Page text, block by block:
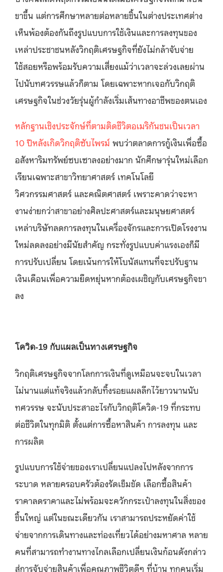
ขาขึ้น แต่การศึกษาหลายต่อหลายชิ้นในต่างประเทศต่าง
เห็นพ้องต้องกันถึงรูปแบบการใช้เงินและการลงทุนของ
เหล่าประชาชนหลังวิกฤติเศรษฐกิจที่ยังไม่กล้าจับจ่าย
ใช้สอยหรือพร้อมรับความเสี่ยงแม้ว่าเวลาจะล่วงเลยผ่าน
ไปนับทศวรรษแล้วก็ตาม โดยเฉพาะหากเจอกับวิกฤติ
เศรษฐกิจในช่วงวัยรุ่นผู้กำลังเริ่มเส้นทางอาชีพของตนเอง
หลักฐานเชิงประจักษ์ที่ตามติดชีวิตอเมริกันชนเป็นเวลา
10 ปีหลังเกิดวิกฤติซับไพรม์ พบว่าตลาดการกู้เงินเพื่อซื้อ
อสังหาริมทรัพย์ซบเซาลงอย่างมาก นักศึกษารุ่นใหม่เลือก
เรียนเฉพาะสาขาวิทยาศาสตร์ เทคโนโลยี
วิศวกรรมศาสตร์ และคณิตศาสตร์ เพราะคาดว่าจะหา
งานง่ายกว่าสาขาอย่างศิลปะศาสตร์และมนุษยศาสตร์
เหล่าบริษัทลดการลงทุนในเครื่องจักรและการเปิดโรงงาน
ใหม่ลดลงอย่างมีนัยสำคัญ กระทั่งรูปแบบค่าแรงเองก็มี
การปรับเปลี่ยน โดยเน้นการให้โบนัสแทนที่จะปรับฐาน
เงินเดือนเพื่อความยืดหยุ่นหากต้องเผชิญกับเศรษฐกิจขา
ลง
โควิด-19 กับแผลเป็นทางเศรษฐกิจ
วิกฤติเศรษฐกิจจากโลกการเงินที่ดูเหมือนจะจบในเวลา
ไม่นานแต่แท้จริงแล้วกลับทิ้งรอยแผลลึกไว้ยาวนานนับ
ทศวรรษ จะนับประสาอะไรกับวิกฤติโควิด-19 ที่กระทบ
ต่อชีวิตในทุกมิติ ตั้งแต่การซื้อหาสินค้า การลงทุน และ
การผลิต
รูปแบบการใช้จ่ายของเราเปลี่ยนแปลงไปหลังจากการ
ระบาด หลายครอบครัวต้องรัดเข็มขัด เลือกซื้อสินค้า
ราคาลดราคาและไม่พร้อมจะควักกระเป๋าลงทุนในสิ่งของ
ชิ้นใหญ่ แต่ในขณะเดียวกัน เราสามารถประหยัดค่าใช้
จ่ายจากการเดินทางและท่องเที่ยวได้อย่างมหาศาล หลาย
คนที่สามารถทำงานทางไกลเลือกเปลี่ยนเงินก้อนดังกล่าว
สู่การจับจ่ายสินค้าเพื่อคุณภาพชีวิตดีๆ ที่บ้าน ทุกคนเริ่ม